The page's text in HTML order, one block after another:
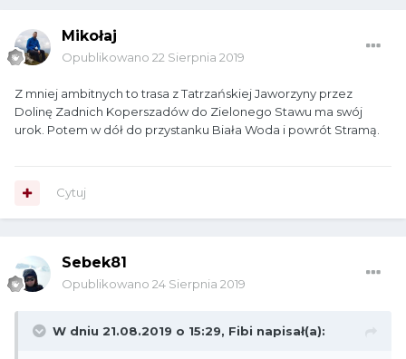
Mikołaj
Opublikowano 22 Sierpnia 2019
Z mniej ambitnych to trasa z Tatrzańskiej Jaworzyny przez
Dolinę Zadnich Koperszadów do Zielonego Stawu ma swój
urok. Potem w dół do przystanku Biała Woda i powrót Stramą.
Cytuj
Sebek81
Opublikowano 24 Sierpnia 2019
W dniu 21.08.2019 o 15:29, Fibi napisał(a):